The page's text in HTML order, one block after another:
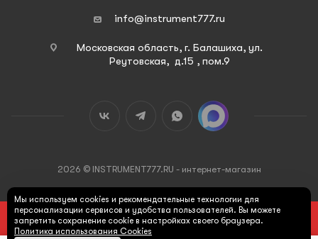
ПОД ЗАКАЗ
info@instrument777.ru
Московская область, г. Балашиха, ул.
Реутовская, д.15 , пом.9
2026 © INSTRUMENT777.RU - интернет-магазин
Мы используем cookies и рекомендательные технологии для
персонализации сервисов и удобства пользователей. Вы можете
запретить сохранение cookie в настройках своего браузера.
Политика использования Cookies